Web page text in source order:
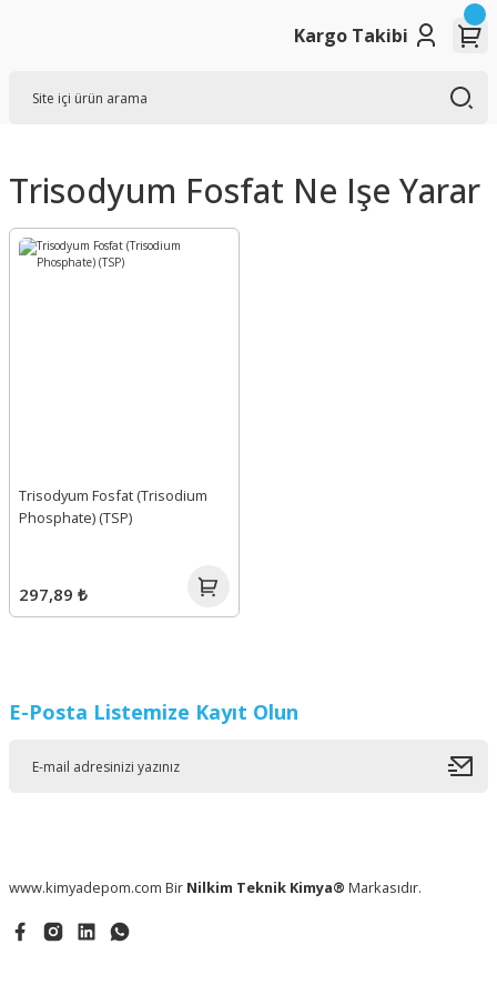
Kargo Takibi
Trisodyum Fosfat Ne Işe Yarar
Trisodyum Fosfat (Trisodium
Phosphate) (TSP)
297,89 ₺
E-Posta Listemize Kayıt Olun
www.kimyadepom.com Bir Nilkim Teknik Kimya® Markasıdır.